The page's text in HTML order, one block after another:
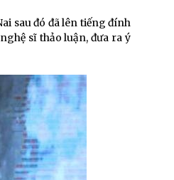
sau đó đã lên tiếng đính
sĩ thảo luận, đưa ra ý